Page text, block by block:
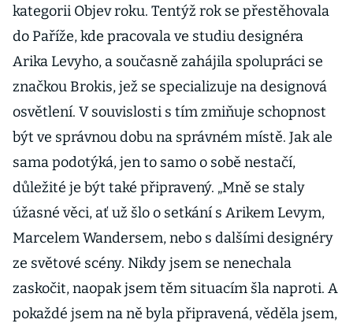
magazínu
kategorii Objev roku. Tentýž rok se přestěhovala
do Paříže, kde pracovala ve studiu designéra
Arika Levyho, a současně zahájila spolupráci se
značkou Brokis, jež se specializuje na designová
osvětlení. V souvislosti s tím zmiňuje schopnost
být ve správnou dobu na správném místě. Jak ale
sama podotýká, jen to samo o sobě nestačí,
důležité je být také připravený. „Mně se staly
úžasné věci, ať už šlo o setkání s Arikem Levym,
Marcelem Wandersem, nebo s dalšími designéry
ze světové scény. Nikdy jsem se nenechala
zaskočit, naopak jsem těm situacím šla naproti. A
pokaždé jsem na ně byla připravená, věděla jsem,